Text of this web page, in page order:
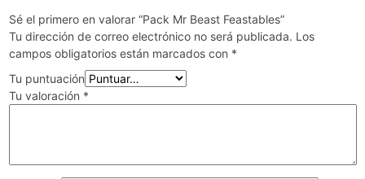
Sé el primero en valorar “Pack Mr Beast Feastables”
Tu dirección de correo electrónico no será publicada. Los
campos obligatorios están marcados con *
Tu puntuación
Tu valoración *